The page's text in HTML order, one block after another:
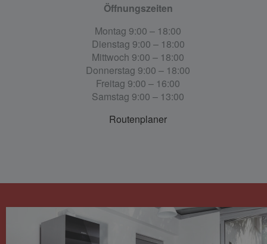
Öffnungszeiten
Montag 9:00 – 18:00
Dienstag 9:00 – 18:00
Mittwoch 9:00 – 18:00
Donnerstag 9:00 – 18:00
Freitag 9:00 – 16:00
Samstag 9:00 – 13:00
Routenplaner